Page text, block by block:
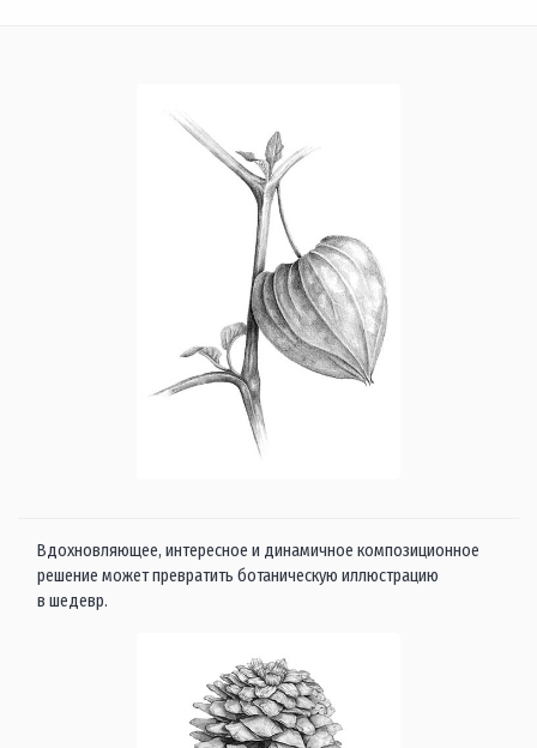
Вдохновляющее, интересное и динамичное композиционное
решение может превратить ботаническую иллюстрацию
в шедевр.